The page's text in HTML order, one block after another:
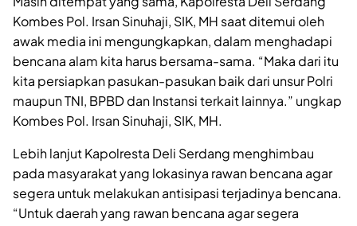
Kombes Pol. Irsan Sinuhaji, SIK, MH saat ditemui oleh
awak media ini mengungkapkan, dalam menghadapi
bencana alam kita harus bersama-sama. “Maka dari itu
kita persiapkan pasukan-pasukan baik dari unsur Polri
maupun TNI, BPBD dan Instansi terkait lainnya.” ungkap
Kombes Pol. Irsan Sinuhaji, SIK, MH.
Lebih lanjut Kapolresta Deli Serdang menghimbau
pada masyarakat yang lokasinya rawan bencana agar
segera untuk melakukan antisipasi terjadinya bencana.
“Untuk daerah yang rawan bencana agar segera